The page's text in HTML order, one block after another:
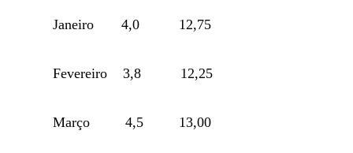
Janeiro 4,0 12,75
Fevereiro 3,8 12,25
Março 4,5 13,00